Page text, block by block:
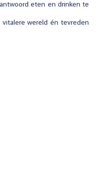
eten en drinken te
wereld én tevreden